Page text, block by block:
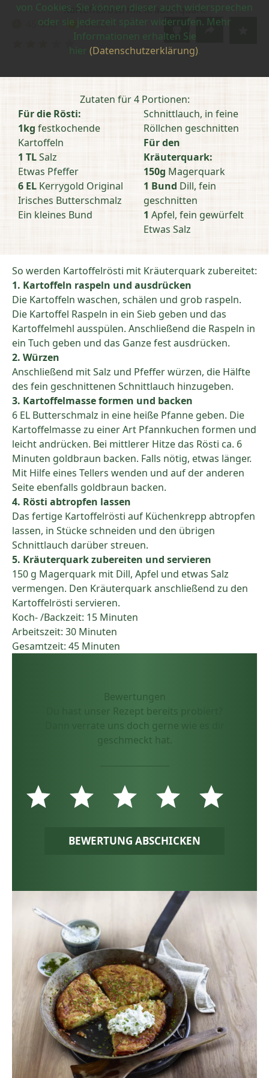
von Cookies. Sie können dieser auch widersprechen
oder sie jederzeit später widerrufen. Mehr
Informationen erhalten Sie
hier (Datenschutzerklärung).
Kartoffelrösti mit Kräuterquark
Zubereitungszeit:
45 Min Schwierigkeit:
mittel
Zutaten für 4 Portionen:
Für die Rösti:
1kg festkochende
Kartoffeln
1 TLSalz
Etwas Pfeffer
6 EL Kerrygold Original
Irisches Butterschmalz
Ein kleines Bund
Schnittlauch, in feine
Röllchen geschnitten
Für den
Kräuterquark:
150g Magerquark
1 Bund Dill, fein
geschnitten
1 Apfel, fein gewürfelt
Etwas Salz
So werden Kartoffelrösti mit Kräuterquark zubereitet:
1. Kartoffeln raspeln und ausdrücken
Die Kartoffeln waschen, schälen und grob raspeln.
Die Kartoffel Raspeln in ein Sieb geben und das
Kartoffelmehl ausspülen. Anschließend die Raspeln in
ein Tuch geben und das Ganze fest ausdrücken.
2. Würzen
Anschließend mit Salz und Pfeffer würzen, die Hälfte
des fein geschnittenen Schnittlauch hinzugeben.
3. Kartoffelmasse formen und backen
6 EL Butterschmalz in eine heiße Pfanne geben. Die
Kartoffelmasse zu einer Art Pfannkuchen formen und
leicht andrücken. Bei mittlerer Hitze das Rösti ca. 6
Minuten goldbraun backen. Falls nötig, etwas länger.
Mit Hilfe eines Tellers wenden und auf der anderen
Seite ebenfalls goldbraun backen.
4. Rösti abtropfen lassen
Das fertige Kartoffelrösti auf Küchenkrepp abtropfen
lassen, in Stücke schneiden und den übrigen
Schnittlauch darüber streuen.
5. Kräuterquark zubereiten und servieren
150 g Magerquark mit Dill, Apfel und etwas Salz
vermengen. Den Kräuterquark anschließend zu den
Kartoffelrösti servieren.
Koch- /Backzeit: 15 Minuten
Arbeitszeit: 30 Minuten
Gesamtzeit: 45 Minuten
Bewertungen
Du hast unser Rezept bereits probiert?
Dann verrate uns doch gerne wie es dir
geschmeckt hat.
BEWERTUNG ABSCHICKEN